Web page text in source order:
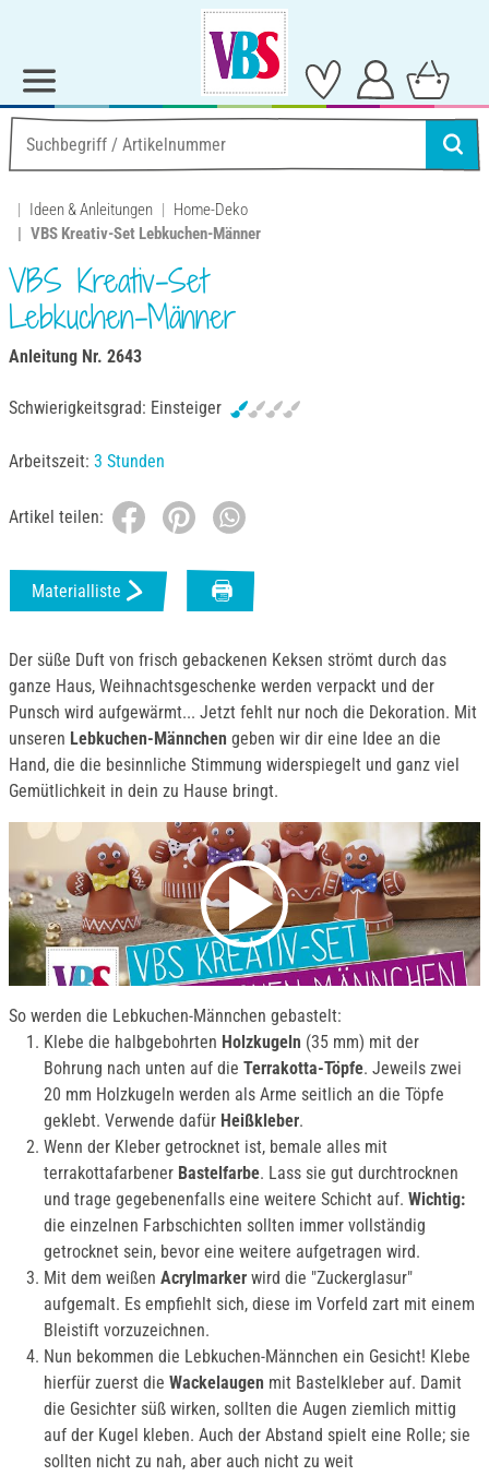
Ideen & Anleitungen
Home-Deko
VBS Kreativ-Set Lebkuchen-Männer
VBS Kreativ-Set
Lebkuchen-Männer
Anleitung Nr. 2643
Schwierigkeitsgrad: Einsteiger
Arbeitszeit: 3 Stunden
Artikel teilen:
Materialliste
Der süße Duft von frisch gebackenen Keksen strömt durch das
ganze Haus, Weihnachtsgeschenke werden verpackt und der
Punsch wird aufgewärmt... Jetzt fehlt nur noch die Dekoration. Mit
unseren Lebkuchen-Männchen geben wir dir eine Idee an die
Hand, die die besinnliche Stimmung widerspiegelt und ganz viel
Gemütlichkeit in dein zu Hause bringt.
So werden die Lebkuchen-Männchen gebastelt:
Klebe die halbgebohrten Holzkugeln (35 mm) mit der
Bohrung nach unten auf die Terrakotta-Töpfe. Jeweils zwei
20 mm Holzkugeln werden als Arme seitlich an die Töpfe
geklebt. Verwende dafür Heißkleber.
Wenn der Kleber getrocknet ist, bemale alles mit
terrakottafarbener Bastelfarbe. Lass sie gut durchtrocknen
und trage gegebenenfalls eine weitere Schicht auf. Wichtig:
die einzelnen Farbschichten sollten immer vollständig
getrocknet sein, bevor eine weitere aufgetragen wird.
Mit dem weißen Acrylmarker wird die "Zuckerglasur"
aufgemalt. Es empfiehlt sich, diese im Vorfeld zart mit einem
Bleistift vorzuzeichnen.
Nun bekommen die Lebkuchen-Männchen ein Gesicht! Klebe
hierfür zuerst die Wackelaugen mit Bastelkleber auf. Damit
die Gesichter süß wirken, sollten die Augen ziemlich mittig
auf der Kugel kleben. Auch der Abstand spielt eine Rolle; sie
sollten nicht zu nah, aber auch nicht zu weit